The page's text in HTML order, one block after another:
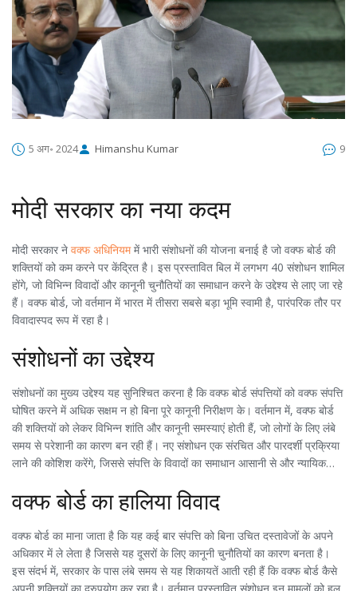
5 अग॰ 2024 Himanshu Kumar 9
मोदी सरकार का नया कदम
मोदी सरकार ने वक्फ अधिनियममें भारी संशोधनों की योजना बनाई है जो वक्फ बोर्ड की
शक्तियों को कम करने पर केंद्रित है। इस प्रस्तावित बिल में लगभग 40 संशोधन शामिल
होंगे, जो विभिन्न विवादों और कानूनी चुनौतियों का समाधान करने के उद्देश्य से लाए जा रहे
हैं। वक्फ बोर्ड, जो वर्तमान में भारत में तीसरा सबसे बड़ा भूमि स्वामी है, पारंपरिक तौर पर
विवादास्पद रूप में रहा है।
संशोधनों का उद्देश्य
संशोधनों का मुख्य उद्देश्य यह सुनिश्चित करना है कि वक्फ बोर्ड संपत्तियों को वक्फ संपत्ति
घोषित करने में अधिक सक्षम न हो बिना पूरे कानूनी निरीक्षण के। वर्तमान में, वक्फ बोर्ड
की शक्तियों को लेकर विभिन्न शांति और कानूनी समस्याएं होती हैं, जो लोगों के लिए लंबे
समय से परेशानी का कारण बन रही हैं। नए संशोधन एक संरचित और पारदर्शी प्रक्रिया
लाने की कोशिश करेंगे, जिससे संपत्ति के विवादों का समाधान आसानी से और न्यायिक
वक्फ बोर्ड का हालिया विवाद
वक्फ बोर्ड का माना जाता है कि यह कई बार संपत्ति को बिना उचित दस्तावेजों के अपने
अधिकार में ले लेता है जिससे यह दूसरों के लिए कानूनी चुनौतियों का कारण बनता है।
इस संदर्भ में, सरकार के पास लंबे समय से यह शिकायतें आती रही हैं कि वक्फ बोर्ड कैसे